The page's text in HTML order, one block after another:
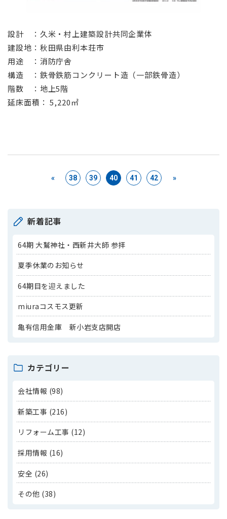
設計 ：久米・村上建築設計共同企業体
建設地：秋田県由利本荘市
用途 ：消防庁舎
構造 ：鉄骨鉄筋コンクリート造（一部鉄骨造）
階数 ：地上5階
延床面積： 5,220㎡
« 38 39 40 41 42 »
新着記事
64期 大鷲神社・西新井大師 参拝
夏季休業のお知らせ
64期目を迎えました
miuraコスモス更新
亀有信用金庫 新小岩支店開店
カテゴリー
会社情報 (98)
新築工事 (216)
リフォーム工事 (12)
採用情報 (16)
安全 (26)
その他 (38)